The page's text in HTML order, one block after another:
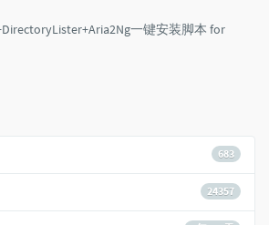
一键安装脚本 for
683
24357